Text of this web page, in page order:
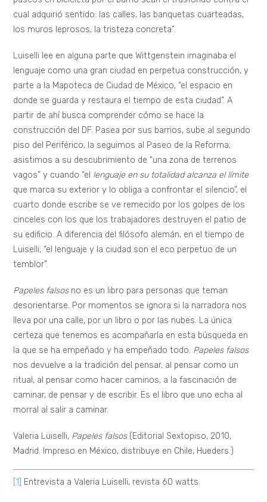
cual adquirió sentido: las calles, las banquetas cuarteadas,
los muros leprosos, la tristeza concreta”.
Luiselli lee en alguna parte que Wittgenstein imaginaba el
lenguaje como una gran ciudad en perpetua construcción, y
parte a la Mapoteca de Ciudad de México, “el espacio en
donde se guarda y restaura el tiempo de esta ciudad”. A
partir de ahí busca comprender cómo se hace la
construcción del DF. Pasea por sus barrios, sube al segundo
piso del Periférico, la seguimos al Paseo de la Reforma;
asistimos a su descubrimiento de “una zona de terrenos
vagos” y cuando “el lenguaje en su totalidad alcanza el límite
que marca su exterior y lo obliga a confrontar el silencio”, el
cuarto donde escribe se ve remecido por los golpes de los
cinceles con los que los trabajadores destruyen el patio de
su edificio. A diferencia del filósofo alemán, en el tiempo de
Luiselli, “el lenguaje y la ciudad son el eco perpetuo de un
temblor”.
Papeles falsosno es un libro para personas que teman
desorientarse. Por momentos se ignora si la narradora nos
lleva por una calle, por un libro o por las nubes. La única
certeza que tenemos es acompañarla en esta búsqueda en
la que se ha empeñado y ha empeñado todo. Papeles falsos
nos devuelve a la tradición del pensar, al pensar como un
ritual, al pensar como hacer caminos, a la fascinación de
caminar, de pensar y de escribir. Es el libro que uno echa al
morral al salir a caminar.
Valeria Luiselli, Papeles falsos (Editorial Sextopiso, 2010,
Madrid. Impreso en México, distribuye en Chile, Hueders.)
[1] Entrevista a Valeria Luiselli, revista 60 watts.